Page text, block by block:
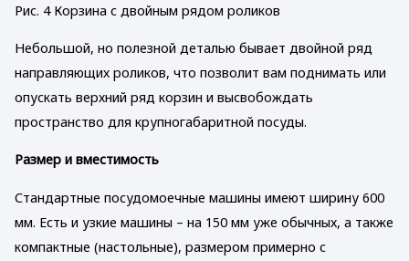
Рис. 4 Корзина с двойным рядом роликов
Небольшой, но полезной деталью бывает двойной ряд
направляющих роликов, что позволит вам поднимать или
опускать верхний ряд корзин и высвобождать
пространство для крупногабаритной посуды.
Размер и вместимость
Стандартные посудомоечные машины имеют ширину 600
мм. Есть и узкие машины – на 150 мм уже обычных, а также
компактные (настольные), размером примерно с